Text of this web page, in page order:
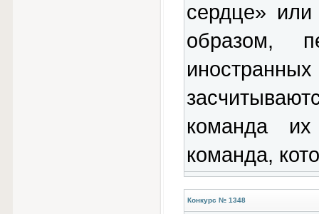
сердце»
образом,
команда
команда,
Конкурс № 1348